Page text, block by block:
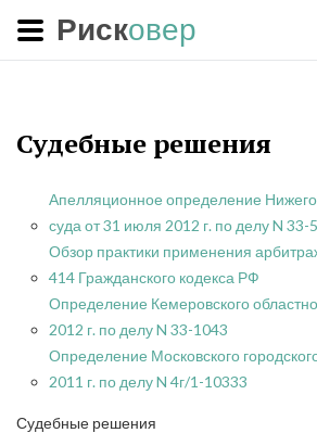
Рисковер
Судебные решения
Апелляционное определение
суда от 31 июля 2012 г. по делу N 33-
Обзор практики применения
414 Гражданского кодекса РФ
Определение Кемеровского
2012 г. по делу N 33-1043
Определение Московского
2011 г. по делу N 4г/1-10333
Судебные решения